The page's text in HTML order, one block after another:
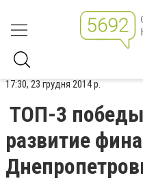
17:30, 23 грудня 2014 р.
ТОП-3
развитие